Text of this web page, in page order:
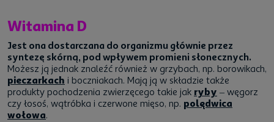
Witamina D
Jest ona dostarczana do organizmu głównie przez
syntezę skórną, pod wpływem promieni słonecznych.
Możesz ją jednak znaleźć również w grzybach, np. borowikach,
pieczarkach i boczniakach. Mają ją w składzie także
produkty pochodzenia zwierzęcego takie jak ryby – węgorz
czy łosoś, wątróbka i czerwone mięso, np. polędwica
wołowa.